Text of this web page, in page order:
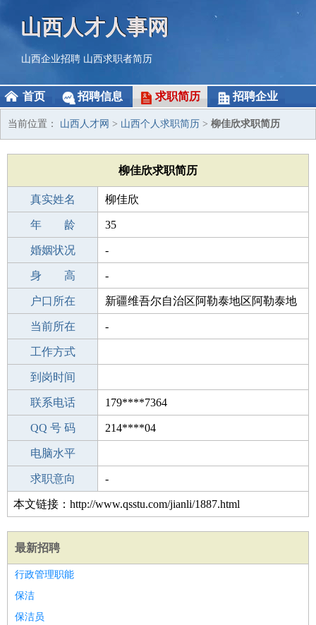
山西人才人事网
山西企业招聘 山西求职者简历
首页 招聘信息 求职简历 招聘企业
当前位置： 山西人才网 > 山西个人求职简历 > 柳佳欣求职简历
柳佳欣求职简历
真实姓名 柳佳欣
性 别 女
年 龄 35
出生年月 1991-10-11
婚姻状况 -
学 历 专科
身 高 -
毕业学校 专科
户口所在 新疆维吾尔自治区阿勒泰地区阿勒泰地
区
所学专业 -
当前所在 -
工作经验
工作方式
驾 照
到岗时间
期望月薪
联系电话 179****7364
手机号码 179****7364
QQ 号 码 214****04
微信号码
电脑水平
外语水平
求职意向 -
本文链接：http://www.qsstu.com/jianli/1887.html
最新招聘
行政管理职能
保洁
保洁员